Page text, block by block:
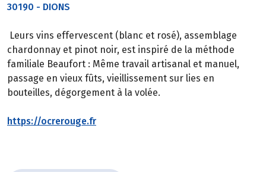
30190 - DIONS
Leurs vins effervescent (blanc et rosé), assemblage
chardonnay et pinot noir, est inspiré de la méthode
familiale Beaufort : Même travail artisanal et manuel,
passage en vieux fûts, vieillissement sur lies en
bouteilles, dégorgement à la volée.
https://ocrerouge.fr